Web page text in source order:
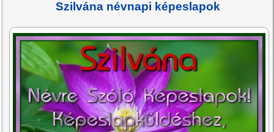
Szilvána névnapi képeslapok